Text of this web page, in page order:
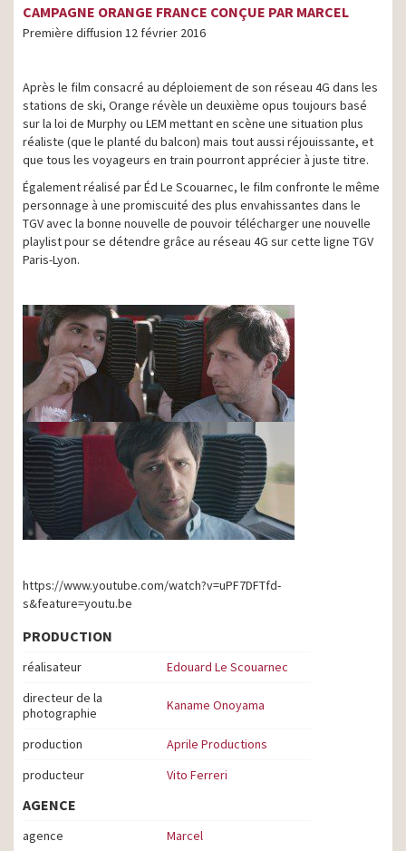
CAMPAGNE ORANGE FRANCE CONÇUE PAR MARCEL
Première diffusion 12 février 2016
Après le film consacré au déploiement de son réseau 4G dans les
stations de ski, Orange révèle un deuxième opus toujours basé
sur la loi de Murphy ou LEM mettant en scène une situation plus
réaliste (que le planté du balcon) mais tout aussi réjouissante, et
que tous les voyageurs en train pourront apprécier à juste titre.
Également réalisé par Éd Le Scouarnec, le film confronte le même
personnage à une promiscuité des plus envahissantes dans le
TGV avec la bonne nouvelle de pouvoir télécharger une nouvelle
playlist pour se détendre grâce au réseau 4G sur cette ligne TGV
Paris-Lyon.
https://www.youtube.com/watch?v=uPF7DFTfd-
s&feature=youtu.be
PRODUCTION
réalisateur
Edouard Le Scouarnec
directeur de la
photographie
Kaname Onoyama
production
Aprile Productions
producteur
Vito Ferreri
AGENCE
agence
Marcel